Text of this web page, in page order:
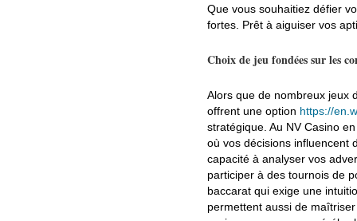
Que vous souhaitiez défier
fortes. Prêt à aiguiser vos
Choix de jeu fondées sur les
Alors que de nombreux jeux
offrent une option https://
stratégique. Au NV Casino
où vos décisions influencent
capacité à analyser vos
participer à des tournois de
baccarat qui exige une
permettent aussi de